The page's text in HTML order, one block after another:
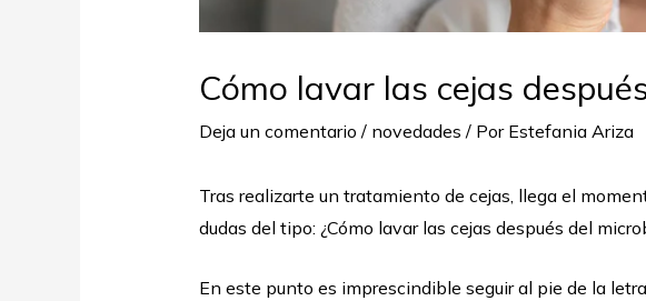
Cómo lavar las cejas
Deja un comentario / novedades / Por Estefania Ariza
Tras realizarte un tratamiento de cejas, llega el
dudas del tipo: ¿Cómo lavar las cejas después del
En este punto es imprescindible seguir al pie de la